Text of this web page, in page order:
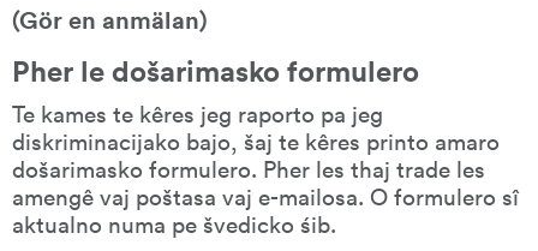
(Gör en anmälan)
Pher le došarimasko formulero
Te kames te kêres jeg raporto pa jeg
diskriminacijako bajo, šaj te kêres printo amaro
došarimasko formulero. Pher les thaj trade les
amengê vaj poštasa vaj e-mailosa. O formulero sî
aktualno numa pe švedicko śib.